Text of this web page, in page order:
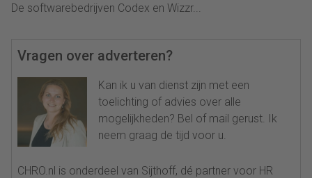
De softwarebedrijven Codex en Wizzr...
Vragen over adverteren?
Kan ik u van dienst zijn met een
toelichting of advies over alle
mogelijkheden? Bel of mail gerust. Ik
neem graag de tijd voor u.
CHRO.nl is onderdeel van Sijthoff, dé partner voor HR